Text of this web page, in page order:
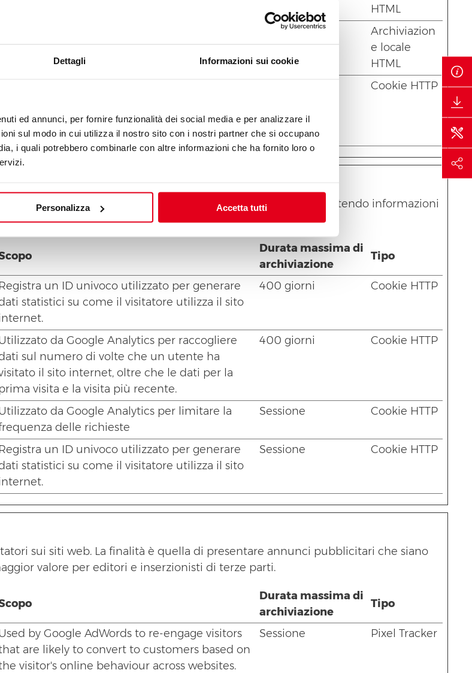
Dettagli Informazioni sui cookie
ed annunci, per fornire funzionalità dei social media e per analizzare il
sul modo in cui utilizza il nostro sito con i nostri partner che si occupano
i quali potrebbero combinarle con altre informazioni che ha fornito loro o
Personalizza Accetta tutti
HTML
Sessione
Archiviazion
e locale
HTML
tra siti. Questo cookie è essenziale per
sicurezza del sito web e del visitatore.
Cookie HTTP
i visitatori interagiscono con i siti raccogliendo e trasmettendo informazioni
Durata massima di
archiviazione
Tipo
Registra un ID univoco utilizzato per generare
statistici su come il visitatore utilizza il sito
400 giorni Cookie HTTP
da Google Analytics per raccogliere
sul numero di volte che un utente ha
il sito internet, oltre che le dati per la
visita e la visita più recente.
400 giorni Cookie HTTP
da Google Analytics per limitare la
delle richieste
Sessione Cookie HTTP
Registra un ID univoco utilizzato per generare
statistici su come il visitatore utilizza il sito
Sessione Cookie HTTP
sui siti web. La finalità è quella di presentare annunci pubblicitari che siano
valore per editori e inserzionisti di terze parti.
Durata massima di
archiviazione
Tipo
by Google AdWords to re-engage visitors
are likely to convert to customers based on
visitor's online behaviour across websites.
Sessione Pixel Tracker